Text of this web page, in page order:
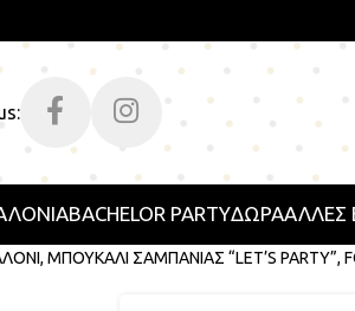
BACHELOR PARTYΔΩΡΑΑΛΛΕΣ
ΜΠΟΥΚΑΛΙ ΣΑΜΠΑΝΙΑΣ “LET’S PARTY”,